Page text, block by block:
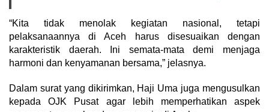
“Kita tidak menolak kegiatan nasional, tetapi
pelaksanaannya di Aceh harus disesuaikan dengan
karakteristik daerah. Ini semata-mata demi menjaga
harmoni dan kenyamanan bersama,” jelasnya.
Dalam surat yang dikirimkan, Haji Uma juga mengusulkan
kepada OJK Pusat agar lebih memperhatikan aspek